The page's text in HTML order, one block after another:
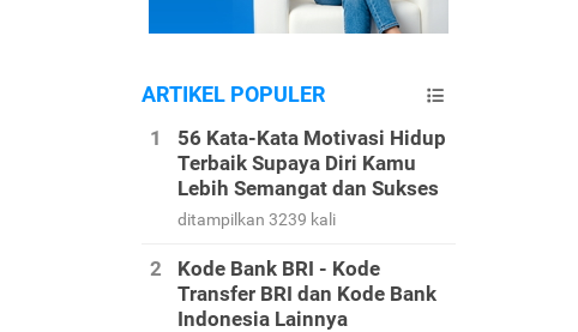
ARTIKEL POPULER
56 Kata-Kata Motivasi Hidup
Terbaik Supaya Diri Kamu
Lebih Semangat dan Sukses
ditampilkan 3239 kali
Kode Bank BRI - Kode
Transfer BRI dan Kode Bank
Indonesia Lainnya